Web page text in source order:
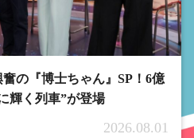
の『博士ちゃん』SP！6億
輝く列車”が登場
2026.08.01